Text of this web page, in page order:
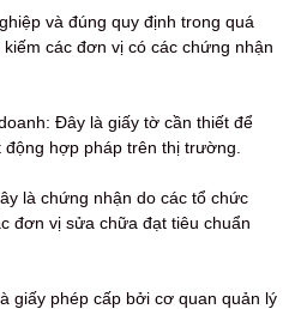
và đúng quy định trong quá
các đơn vị có các chứng nhận
Đây là giấy tờ cần thiết để
hợp pháp trên thị trường.
là chứng nhận do các tổ chức
đơn vị sửa chữa đạt tiêu chuẩn
giấy phép cấp bởi cơ quan quản lý